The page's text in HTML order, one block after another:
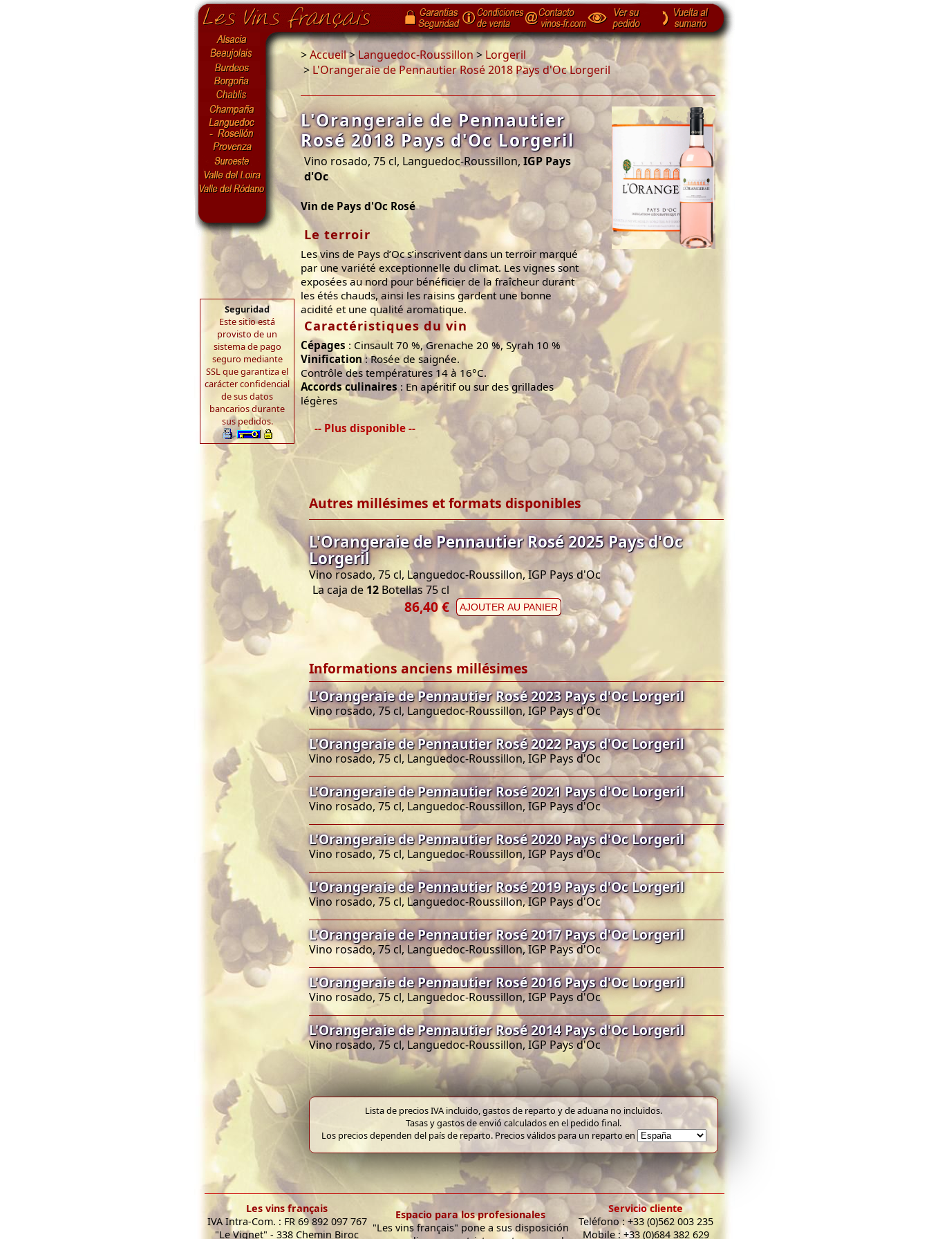
Seguridad
Este sitio está
provisto de un
sistema de pago
seguro mediante
SSL que garantiza el
carácter confidencial
de sus datos
bancarios durante
sus pedidos.
>Accueil>Languedoc-Roussillon> Lorgeril
> L'Orangeraie de Pennautier Rosé 2018 Pays d'Oc Lorgeril
L'Orangeraie de Pennautier
Rosé 2018 Pays d'Oc Lorgeril
Vino rosado, 75 cl, Languedoc-Roussillon,IGP Pays
d'Oc
Vin de Pays d'Oc Rosé
Le terroir
Les vins de Pays d’Oc s’inscrivent dans un terroir marqué
par une variété exceptionnelle du climat. Les vignes sont
exposées au nord pour bénéficier de la fraîcheur durant
les étés chauds, ainsi les raisins gardent une bonne
acidité et une qualité aromatique.
Caractéristiques du vin
Cépages : Cinsault 70 %, Grenache 20 %, Syrah 10 %
Vinification: Rosée de saignée.
Contrôle des températures 14 à 16°C.
Accords culinaires : En apéritif ou sur des grillades
légères
-- Plus disponible --
Autres millésimes et formats disponibles
L'Orangeraie de Pennautier Rosé 2025 Pays d'Oc
Lorgeril
Vino rosado, 75 cl, Languedoc-Roussillon, IGP Pays d'Oc
La caja de 12 Botellas 75 cl
86,40 € AJOUTER AU PANIER
Informations anciens millésimes
L'Orangeraie de Pennautier Rosé 2023 Pays d'Oc Lorgeril
Vino rosado, 75 cl, Languedoc-Roussillon, IGP Pays d'Oc
L'Orangeraie de Pennautier Rosé 2022 Pays d'Oc Lorgeril
Vino rosado, 75 cl, Languedoc-Roussillon, IGP Pays d'Oc
L'Orangeraie de Pennautier Rosé 2021 Pays d'Oc Lorgeril
Vino rosado, 75 cl, Languedoc-Roussillon, IGP Pays d'Oc
L'Orangeraie de Pennautier Rosé 2020 Pays d'Oc Lorgeril
Vino rosado, 75 cl, Languedoc-Roussillon, IGP Pays d'Oc
L'Orangeraie de Pennautier Rosé 2019 Pays d'Oc Lorgeril
Vino rosado, 75 cl, Languedoc-Roussillon, IGP Pays d'Oc
L'Orangeraie de Pennautier Rosé 2017 Pays d'Oc Lorgeril
Vino rosado, 75 cl, Languedoc-Roussillon, IGP Pays d'Oc
L'Orangeraie de Pennautier Rosé 2016 Pays d'Oc Lorgeril
Vino rosado, 75 cl, Languedoc-Roussillon, IGP Pays d'Oc
L'Orangeraie de Pennautier Rosé 2014 Pays d'Oc Lorgeril
Vino rosado, 75 cl, Languedoc-Roussillon, IGP Pays d'Oc
Lista de precios IVA incluido, gastos de reparto y de aduana no incluidos.
Tasas y gastos de envió calculados en el pedido final.
Los precios dependen del país de reparto. Precios válidos para un reparto en
Les vins français
IVA Intra-Com. : FR 69 892 097 767
"Le Vignet" - 338 Chemin Biroc
Espacio para los profesionales
"Les vins français" pone a sus disposición
Servicio cliente
Teléfono : +33 (0)562 003 235
Mobile : +33 (0)684 382 629